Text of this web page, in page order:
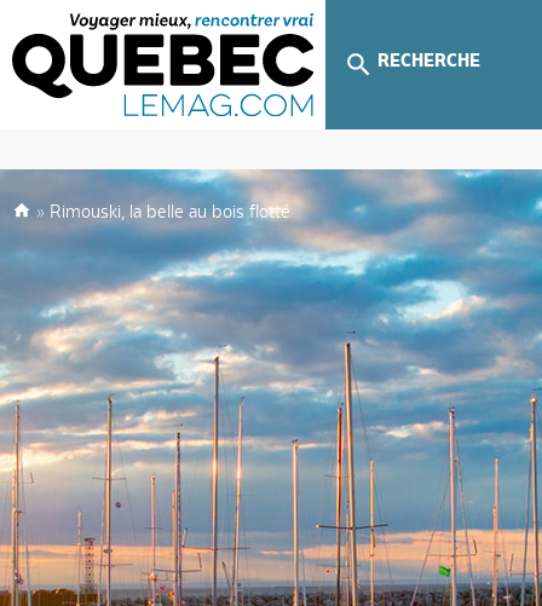
RECHERCHE
» Rimouski, la belle au bois flotté